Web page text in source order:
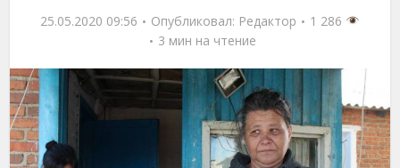
25.05.2020 09:56 Опубликовал: Редактор
1 286
3 мин на чтение